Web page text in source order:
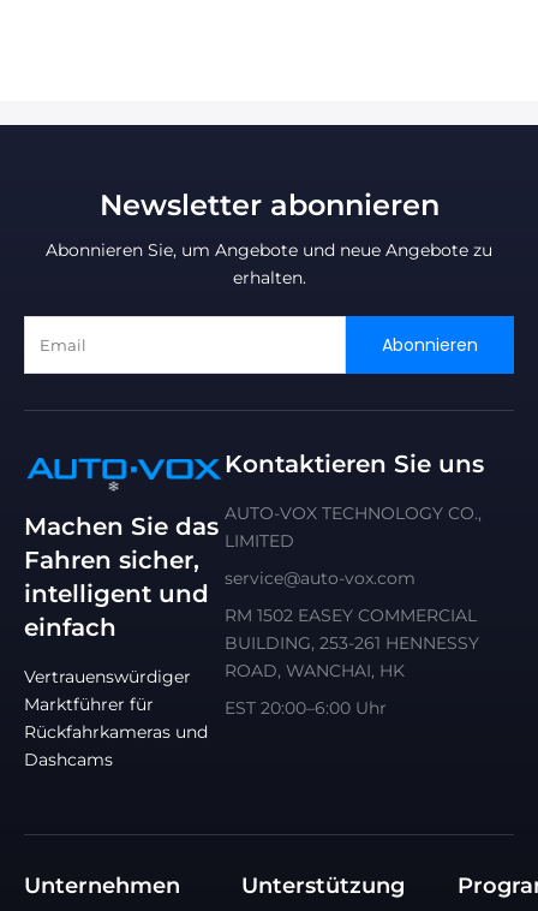
Newsletter abonnieren
Abonnieren Sie, um Angebote und neue Angebote zu
erhalten.
Abonnieren
Machen Sie das
Fahren sicher,
intelligent und
einfach
Vertrauenswürdiger
Marktführer für
Rückfahrkameras und
Dashcams
Kontaktieren Sie uns
AUTO-VOX TECHNOLOGY CO.,
LIMITED
service@auto-vox.com
RM 1502 EASEY COMMERCIAL
BUILDING, 253-261 HENNESSY
ROAD, WANCHAI, HK
EST 20:00–6:00 Uhr
Unternehmen Unterstützung